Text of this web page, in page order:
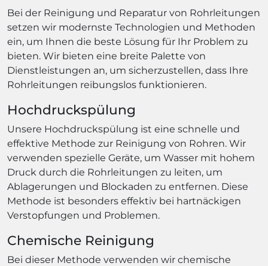
Bei der Reinigung und Reparatur von Rohrleitungen
setzen wir modernste Technologien und Methoden
ein, um Ihnen die beste Lösung für Ihr Problem zu
bieten. Wir bieten eine breite Palette von
Dienstleistungen an, um sicherzustellen, dass Ihre
Rohrleitungen reibungslos funktionieren.
Hochdruckspülung
Unsere Hochdruckspülung ist eine schnelle und
effektive Methode zur Reinigung von Rohren. Wir
verwenden spezielle Geräte, um Wasser mit hohem
Druck durch die Rohrleitungen zu leiten, um
Ablagerungen und Blockaden zu entfernen. Diese
Methode ist besonders effektiv bei hartnäckigen
Verstopfungen und Problemen.
Chemische Reinigung
Bei dieser Methode verwenden wir chemische